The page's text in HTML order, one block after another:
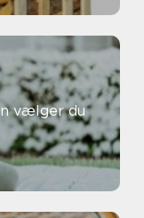
vælger du